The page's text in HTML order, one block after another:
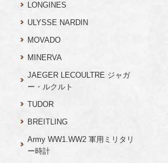
LONGINES
ULYSSE NARDIN
MOVADO
MINERVA
JAEGER LECOULTRE ジャガ
ー・ルクルト
TUDOR
BREITLING
Army WW1.WW2 軍用ミリタリ
ー時計